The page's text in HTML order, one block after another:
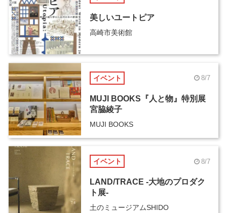
美しいユートピア
高崎市美術館
イベント 8/7
MUJI BOOKS『人と物』特別展
宮脇綾子
MUJI BOOKS
イベント 8/7
LAND/TRACE -大地のプロダク
ト展-
土のミュージアムSHIDO